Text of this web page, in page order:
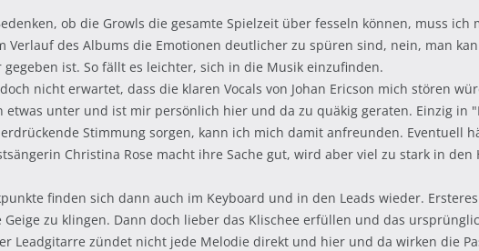
ob die Growls die gesamte Spielzeit über fesseln können, muss
Verlauf des Albums die Emotionen deutlicher zu spüren sind, nein, man
ist. So fällt es leichter, sich in die Musik einzufinden.
nicht erwartet, dass die klaren Vocals von Johan Ericson mich stören
etwas unter und ist mir persönlich hier und da zu quäkig geraten. Einzig in
Stimmung sorgen, kann ich mich damit anfreunden. Eventuell
Christina Rose macht ihre Sache gut, wird aber viel zu stark in
finden sich dann auch im Keyboard und in den Leads wieder.
Geige zu klingen. Dann doch lieber das Klischee erfüllen und das
Leadgitarre zündet nicht jede Melodie direkt und hier und da wirken die